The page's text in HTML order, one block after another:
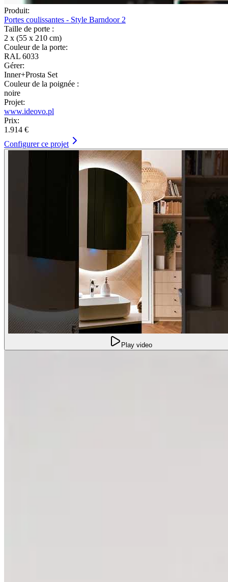
Produit:
Portes coulissantes - Style Barndoor 2
Taille de porte :
2 x (55 x 210 cm)
Couleur de la porte:
RAL 6033
Gérer:
Inner+Prosta Set
Couleur de la poignée :
noire
Projet:
www.ideovo.pl
Prix:
1.914 €
Configurer ce projet
Play video